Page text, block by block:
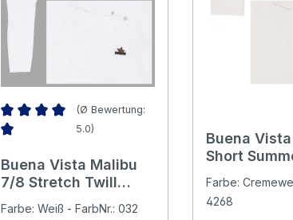
Durchschnittliche Bewertung von 5 von 5 Sternen
(Ø Bewertung:
5.0)
Buena Vista Malibu
7/8 Stretch Twill
Farbe: Weiß - FarbNr.: 032
Buena
Short
Farbe:
4268